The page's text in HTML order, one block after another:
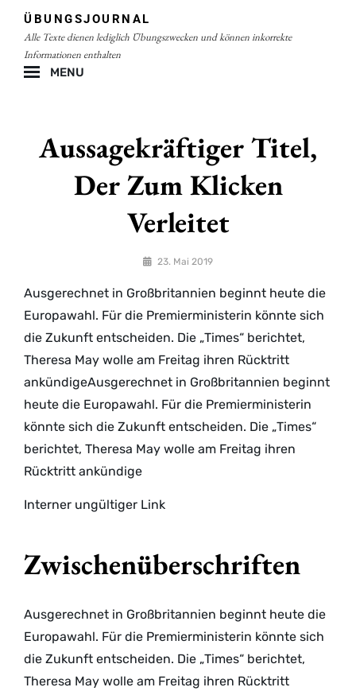
content
ÜBUNGSJOURNAL
Alle Texte dienen lediglich Übungszwecken und können inkorrekte
Informationen enthalten
MENU
Aussagekräftiger Titel,
Der Zum Klicken
Verleitet
By 23. Mai 2019
Ausgerechnet in Großbritannien beginnt heute die
Europawahl. Für die Premierministerin könnte sich
die Zukunft entscheiden. Die „Times“ berichtet,
Theresa May wolle am Freitag ihren Rücktritt
ankündigeAusgerechnet in Großbritannien beginnt
heute die Europawahl. Für die Premierministerin
könnte sich die Zukunft entscheiden. Die „Times“
berichtet, Theresa May wolle am Freitag ihren
Rücktritt ankündige
Interner ungültiger Link
Zwischenüberschriften
Ausgerechnet in Großbritannien beginnt heute die
Europawahl. Für die Premierministerin könnte sich
die Zukunft entscheiden. Die „Times“ berichtet,
Theresa May wolle am Freitag ihren Rücktritt